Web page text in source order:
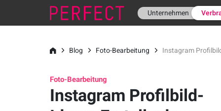
Unternehmen
Blog Foto-Bearbeitung Instagram
Foto-Bearbeitung
Instagram Profilbild-